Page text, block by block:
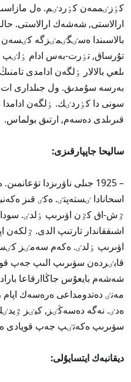
كٶزٸممەن كٶردٸم. ەل
ارالاستى, شەشەك ارالاستى.
بالاسىندا ەسٸگٸمٸزگە كٸسەن
ىلعي بالالار ٶلگەن ادامدى
بەرسە سۇمدىق. ول جىلدارى ات
سونى دا كٶردٸك. ٶلگەن
قىرىلدى دەسەم, ارتىق بولماس.
ساليحا جاپپارقىزى:
– 1925 جىلى ناۋرىزدا
اسحانادا ٸستەپتٸ. ەكٸ قىز
ٷش-اق كٷن اۋىرىپ ٶلدٸ.
اشىققاندار تارتىپ الدى.
اۋىرىپ ٶلدٸ. ەكەم سەمٸز
قابٸردەن سۋىرىپ الىپ جەپ
شەشەم بايعۇس جاڭاارقاعا
مەنٸ دەتدومداعى ەرەسەك اپام
ەدٸ. نەگە دەسەڭٸز, كيٸز
سۋىرىپ ەكەتٸپ جەپ قويادى
ديقانبەك ايتسايۇلى: